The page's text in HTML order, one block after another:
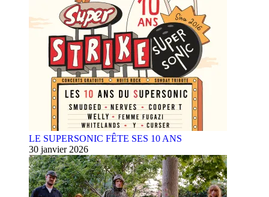
LE SUPERSONIC FÊTE SES 10 ANS
30 janvier 2026